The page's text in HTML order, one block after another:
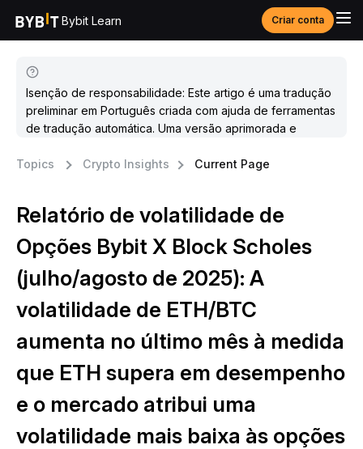
Bybit Learn Criar conta
Isenção de responsabilidade: Este artigo é uma tradução
preliminar em Português criada com ajuda de ferramentas
de tradução automática. Uma versão aprimorada e
Topics
Crypto Insights Current Page
Relatório de volatilidade de
Opções Bybit X Block Scholes
(julho/agosto de 2025): A
volatilidade de ETH/BTC
aumenta no último mês à medida
que ETH supera em desempenho
e o mercado atribui uma
volatilidade mais baixa às opções